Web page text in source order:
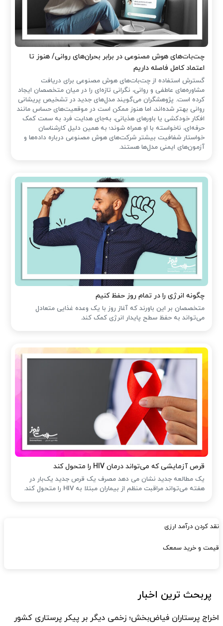
چت‌بات‌های هوش مصنوعی در برابر بحران‌های روانی/ هنوز تا
اعتماد کامل فاصله داریم
گسترش استفاده از چت‌بات‌های هوش مصنوعی برای دریافت
مشاوره‌های عاطفی و روانی، نگرانی تازه‌ای را در میان متخصصان ایجاد
کرده است. پژوهشگران می‌گویند مدل‌های جدید در تشخیص پریشانی
روانی بهتر شده‌اند، اما هنوز ممکن است در موقعیت‌های حساس مانند
افکار خودکشی یا باورهای هذیانی، به‌جای هدایت فرد به سمت کمک
حرفه‌ای، ناخواسته با او همراه شوند؛ به همین دلیل کارشناسان
خواستار شفافیت بیشتر شرکت‌های هوش مصنوعی درباره داده‌ها و
آزمون‌های ایمنی مدل‌ها هستند.
چگونه انرژی را در تمام روز حفظ کنیم
متخصصان بر این باورند که آغاز روز با یک وعده غذایی متعادل
می‌تواند به حفظ سطح پایدار انرژی کمک کند.
قرص آزمایشی که می‌تواند درمان HIV را متحول کند
یک مطالعه جدید نشان می دهد مصرف یک قرص جدید یک‌بار در
هفته می‌تواند مراقبت منظم از بیماران مبتلا به HIV را متحول کند.
نقد کردن درآمد ارزی
قیمت و خرید سمعک
پربحث ترین اخبار
اخراج پرستاران فیاض‌بخش؛ زخمی دیگر بر پیکر پرستاری کشور